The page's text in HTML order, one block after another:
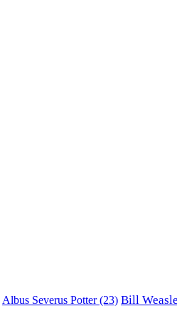
Albus Severus Potter(23) Bill